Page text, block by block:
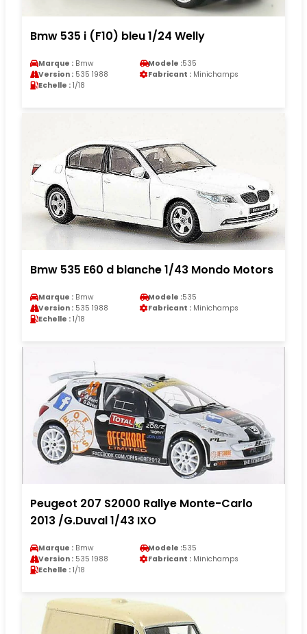
Bmw 535 i (F10) bleu 1/24 Welly
Marque : Bmw Modele :535
Version : 535 1988 Fabricant : Minichamps
Echelle : 1/18
Bmw 535 E60 d blanche 1/43 Mondo Motors
Marque : Bmw Modele :535
Version : 535 1988 Fabricant : Minichamps
Echelle : 1/18
Peugeot 207 S2000 Rallye Monte-Carlo
2013 /G.Duval 1/43 IXO
Marque : Bmw Modele :535
Version : 535 1988 Fabricant : Minichamps
Echelle : 1/18